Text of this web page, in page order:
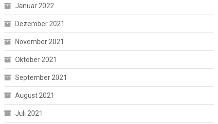
Januar 2022
Dezember 2021
November 2021
Oktober 2021
September 2021
August 2021
Juli 2021